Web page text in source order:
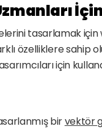
tasarlamak için
özelliklere sahip
için
bir vektör